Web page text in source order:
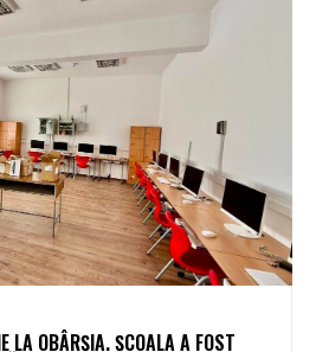
LA OBÂRȘIA. ȘCOALA A FOST